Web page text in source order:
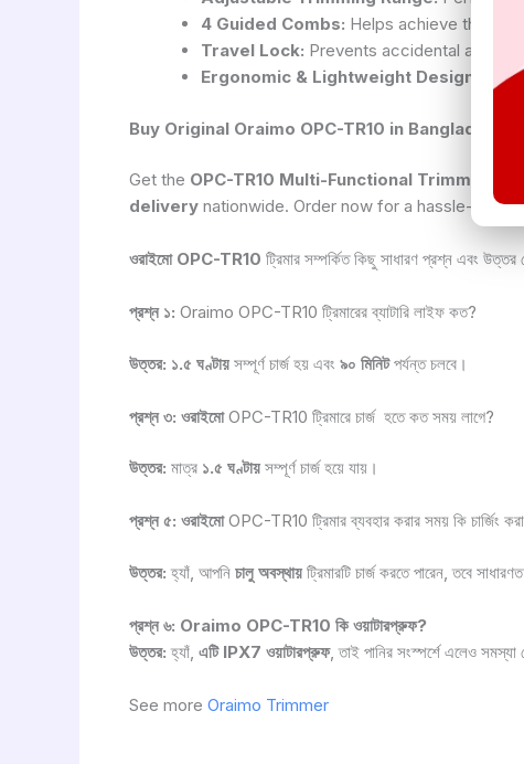
4 Guided Combs: Helps achieve the
Travel Lock: Prevents accidental
Ergonomic & Lightweight Design:
Buy Original Oraimo OPC-TR10 in Bangladesh
Get the OPC-TR10 Multi-Functional Trimmer
delivery nationwide. Order now for a hassle-free
ওরাইমো OPC-TR10 ট্রিমার সম্পর্কিত কিছু সাধারণ প্রশ্ন এবং উত্তর
প্রশ্ন ১: Oraimo OPC-TR10 ট্রিমারের ব্যাটারি লাইফ কত?
উত্তর: ১.৫ ঘণ্টায় সম্পূর্ণ চার্জ হয় এবং ৯০ মিনিটপর্যন্ত চলবে।
প্রশ্ন ৩: ওরাইমোOPC-TR10 ট্রিমারে চার্জ হতে কত সময় লাগে?
উত্তর: মাত্র ১.৫ ঘণ্টায় সম্পূর্ণ চার্জ হয়ে যায়।
প্রশ্ন ৫: ওরাইমোOPC-TR10 ট্রিমার ব্যবহার করার সময় কি চার্জিং
উত্তর: হ্যাঁ, আপনি চালু অবস্থায় ট্রিমারটি চার্জ করতে পারেন, তবে
প্রশ্ন ৬: Oraimo OPC-TR10 কি ওয়াটারপ্রুফ?
উত্তর: হ্যাঁ, এটি IPX7 ওয়াটারপ্রুফ, তাই পানির সংস্পর্শে এলেও সমস্যা
See more Oraimo Trimmer